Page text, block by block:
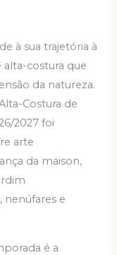
à sua trajetória à
costura que
da natureza.
Costura de
2027 foi
arte
da maison,
nenúfares e
é a